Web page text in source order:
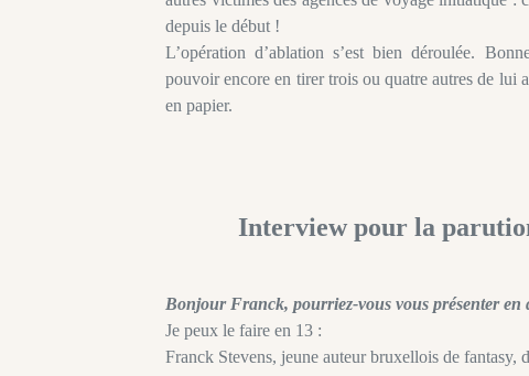
depuis le début !
L’opération d’ablation s’est bien déroulée.
pouvoir encore en tirer trois ou quatre autres de lui
en papier.
Interview pour la
Bonjour Franck, pourriez-vous vous présenter en
Je peux le faire en 13 :
Franck Stevens, jeune auteur bruxellois de fantasy,